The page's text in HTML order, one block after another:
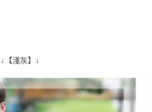
↓【淺灰】↓